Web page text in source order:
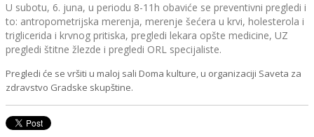
U subotu, 6. juna, u periodu 8-11h obaviće se preventivni pregledi i
to: antropometrijska merenja, merenje šećera u krvi, holesterola i
triglicerida i krvnog pritiska, pregledi lekara opšte medicine, UZ
pregledi štitne žlezde i pregledi ORL specijaliste.
Pregledi će se vršiti u maloj sali Doma kulture, u organizaciji Saveta za
zdravstvo Gradske skupštine.